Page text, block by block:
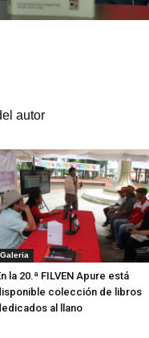
autor
Galeria
la 20.ª FILVEN Apure está
colección de libros
al llano